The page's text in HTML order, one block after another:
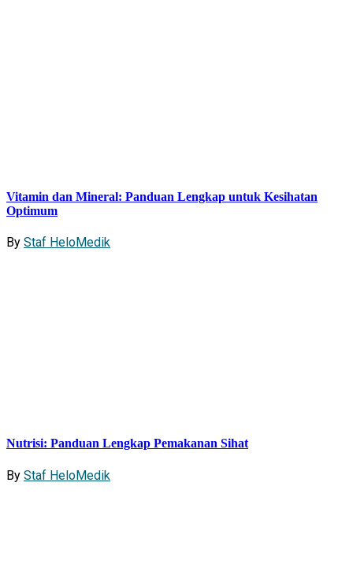
Vitamin dan Mineral: Panduan Lengkap untuk Kesihatan
Optimum
By Staf HeloMedik
Nutrisi: Panduan Lengkap Pemakanan Sihat
By Staf HeloMedik